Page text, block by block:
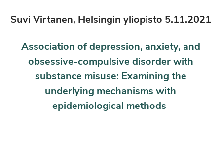
Suvi Virtanen, Helsingin yliopisto 5.11.2021
Association of depression, anxiety, and
obsessive-compulsive disorder with
substance misuse: Examining the
underlying mechanisms with
epidemiological methods